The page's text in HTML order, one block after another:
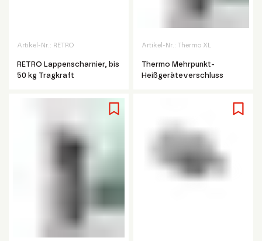
Artikel-Nr.: RETRO
RETRO Lappenscharnier, bis
50 kg Tragkraft
Artikel-Nr.: Thermo XL
Thermo Mehrpunkt-
Heißgeräteverschluss